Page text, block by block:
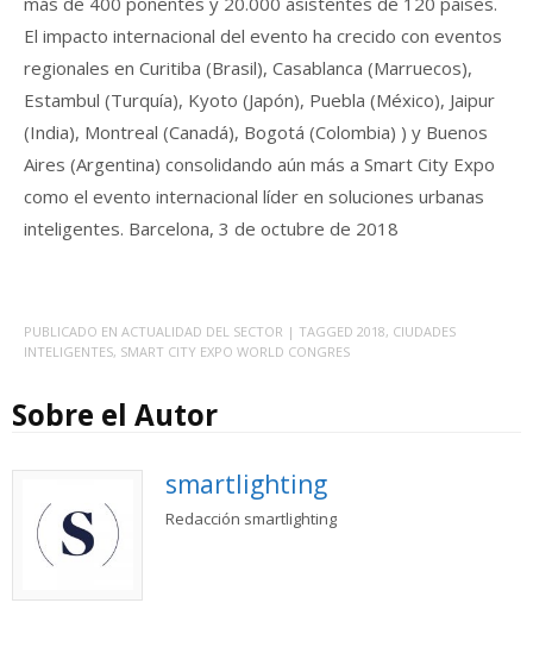
El impacto internacional del evento ha crecido con eventos
regionales en Curitiba (Brasil), Casablanca (Marruecos),
Estambul (Turquía), Kyoto (Japón), Puebla (México), Jaipur
(India), Montreal (Canadá), Bogotá (Colombia) ) y Buenos
Aires (Argentina) consolidando aún más a Smart City Expo
como el evento internacional líder en soluciones urbanas
inteligentes. Barcelona, 3 de octubre de 2018
PUBLICADO EN ACTUALIDAD DEL SECTOR | TAGGED 2018, CIUDADES
INTELIGENTES, SMART CITY EXPO WORLD CONGRES
Sobre el Autor
smartlighting
Redacción smartlighting